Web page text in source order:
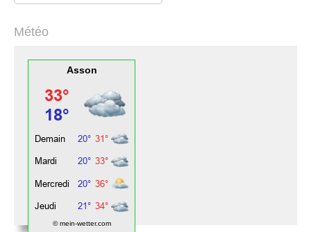
Météo
Asson
© mein-wetter.com